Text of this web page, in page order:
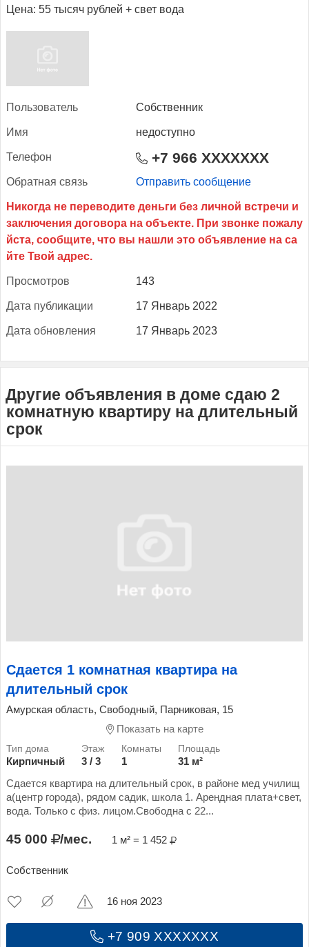
Цена: 55 тысяч рублей + свет вода
Поль­зо­ватель Собственник
Имя недоступно
Те­лефон +7 966 XXXXXXX
Об­ратная связь Отправить сообщение
Прос­мотров 143
Да­та пуб­ли­кации 17 Январь 2022
Да­та об­новле­ния 17 Январь 2023
Другие объявления в доме сдаю 2
комнатную квартиру на длительный
срок
Сдается 1 комнатная квартира на
длительный срок
Амурская область, Свободный, Парниковая, 15
Показать на карте
Кирпичный 3 / 3 1
31 м²
Сдается квартира на длительный срок, в районе мед училищ
а(центр города), рядом садик, школа 1. Арендная плата+свет,
вода. Только с физ. лицом.Свободна с 22...
45 000 /мес. 1 м² = 1 452
Собственник
+7 909 XXXXXXX
16 ноя 2023